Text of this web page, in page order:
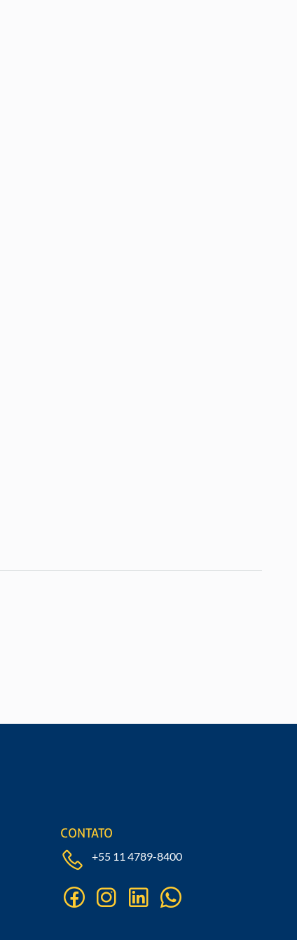
CONTATO
+55 11 4789-8400
facebookinstagramlinkedinwhatsapp